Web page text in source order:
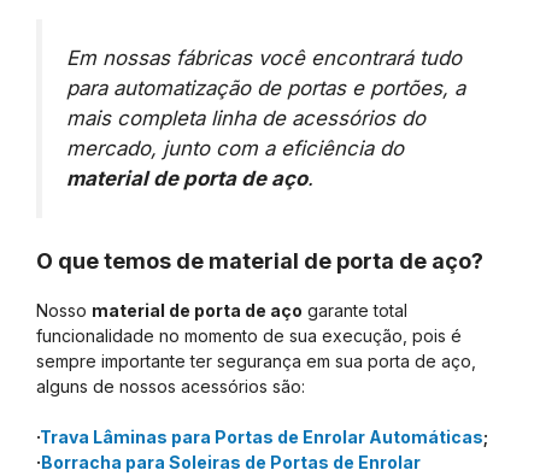
Em nossas fábricas você encontrará tudo
para automatização de portas e portões, a
mais completa linha de acessórios do
mercado, junto com a eficiência do
material de porta de aço.
O que temos de material de porta de aço?
Nosso material de porta de aço garante total
funcionalidade no momento de sua execução, pois é
sempre importante ter segurança em sua porta de aço,
alguns de nossos acessórios são:
·Trava Lâminas para Portas de Enrolar Automáticas;
·Borracha para Soleiras de Portas de Enrolar